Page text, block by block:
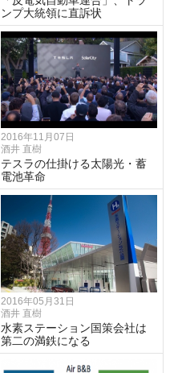
ンプ大統領に直訴状
2016年11月07日
酒井 直樹
テスラの仕掛ける太陽光・蓄
電池革命
2016年05月31日
酒井 直樹
水素ステーション国策会社は
第二の満鉄になる